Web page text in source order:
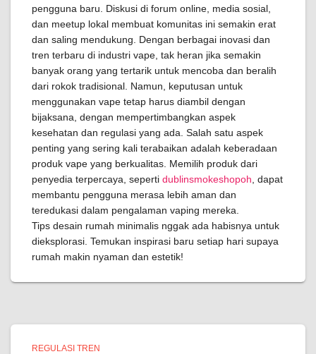
pengguna baru. Diskusi di forum online, media sosial,
dan meetup lokal membuat komunitas ini semakin erat
dan saling mendukung. Dengan berbagai inovasi dan
tren terbaru di industri vape, tak heran jika semakin
banyak orang yang tertarik untuk mencoba dan beralih
dari rokok tradisional. Namun, keputusan untuk
menggunakan vape tetap harus diambil dengan
bijaksana, dengan mempertimbangkan aspek
kesehatan dan regulasi yang ada. Salah satu aspek
penting yang sering kali terabaikan adalah keberadaan
produk vape yang berkualitas. Memilih produk dari
penyedia terpercaya, seperti dublinsmokeshopoh , dapat
membantu pengguna merasa lebih aman dan
teredukasi dalam pengalaman vaping mereka.
Tips desain rumah minimalis nggak ada habisnya untuk
dieksplorasi. Temukan inspirasi baru setiap hari supaya
rumah makin nyaman dan estetik!
REGULASI TREN